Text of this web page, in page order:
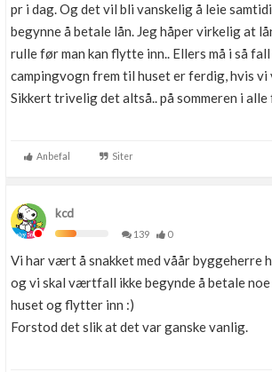
pr i dag. Og det vil bli vanskelig å leie
begynne å betale lån. Jeg håper virkelig at
rulle før man kan flytte inn.. Ellers må i så
campingvogn frem til huset er ferdig, hvis vi
Sikkert trivelig det altså.. på sommeren i alle
Anbefal Siter
kcd
139
0
Vi har vært å snakket med våår byggeherre
og vi skal værtfall ikke begynde å betale
huset og flytter inn :)
Forstod det slik at det var ganske vanlig.